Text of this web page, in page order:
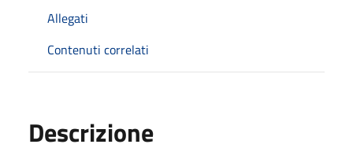
Allegati
Contenuti correlati
Descrizione